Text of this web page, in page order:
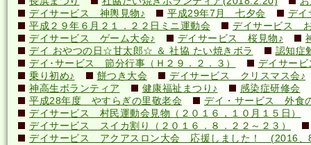
デイサービス 神輿見物♪
平成29年7月 七夕会
デイ
平成２９年６月２１．２２日ミニ運動会
デイサービス
デイサービス ゲーム大会♪
デイサービス 桜見物♪
デイ おやつの日☆甘太郎☆ ＆ 社協 たい焼きボラ
認知症
デイ･サービス 節分行事（Ｈ２９．２．３）
デイサー
乗り初め♪
餅つき大会
デイサービス クリスマス会♪
神高生ボランティア
健康福祉まつり♪
感染症研修会
平成28年度 やすらぎの里敬老会
デイ・サービス 外食
デイサービス 村民運動会見物（２０１６，１０月１５日）
デイサービス スイカ割り（２０１６．８．２２～２３）
デイサービス アクアスロン大会 応援しました！ (2016、